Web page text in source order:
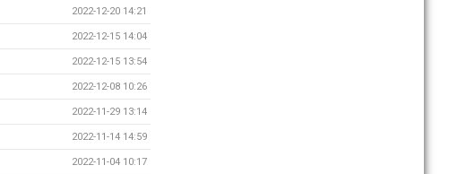
2022-12-20 14:21
2022-12-15 14:04
2022-12-15 13:54
2022-12-08 10:26
2022-11-29 13:14
2022-11-14 14:59
2022-11-04 10:17